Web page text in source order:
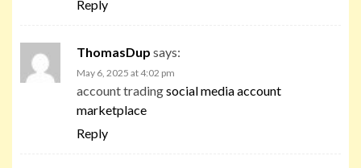
Reply
ThomasDup says:
May 6, 2025 at 4:02 pm
account tradingsocial media account
marketplace
Reply